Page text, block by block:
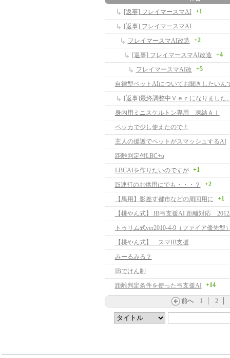
[返事] フレイマースマAI +1
[返事] フレイマースマAI
フレイマースマAI改造
+2
[返事] フレイマースマAI改造 +4
フレイマースマAI改 +5
[返事]最終調整中Ｖｅｒになりました
身内用ミニスケルトン専用 凍結ＡＩ
ペッカで少し使えたので！
主人の援護でペットがスマッシュするAI
距離判定付LBC+α
LBCAIを作りたいのですが
+1
IS連打のお供用にでも・・・？ +2
【馬用】影差す都市などの周回用に +1
トゥリム式ver2010-4-9（ファイア優先型
【桃やん式】 スマIB支援
みーるみる？
IBでけん制
距離判定条件を使った弓支援AI
+14
前へ 1 2